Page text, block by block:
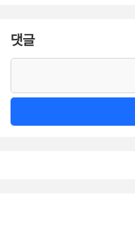
댓글